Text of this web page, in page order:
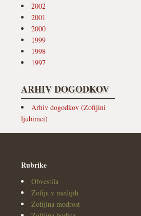
2002
2001
2000
1999
1998
1997
ARHIV DOGODKOV
Arhiv dogodkov (Zofijini
ljubimci)
Rubrike
Obvestila
Zofija v medijih
Zofijina modrost